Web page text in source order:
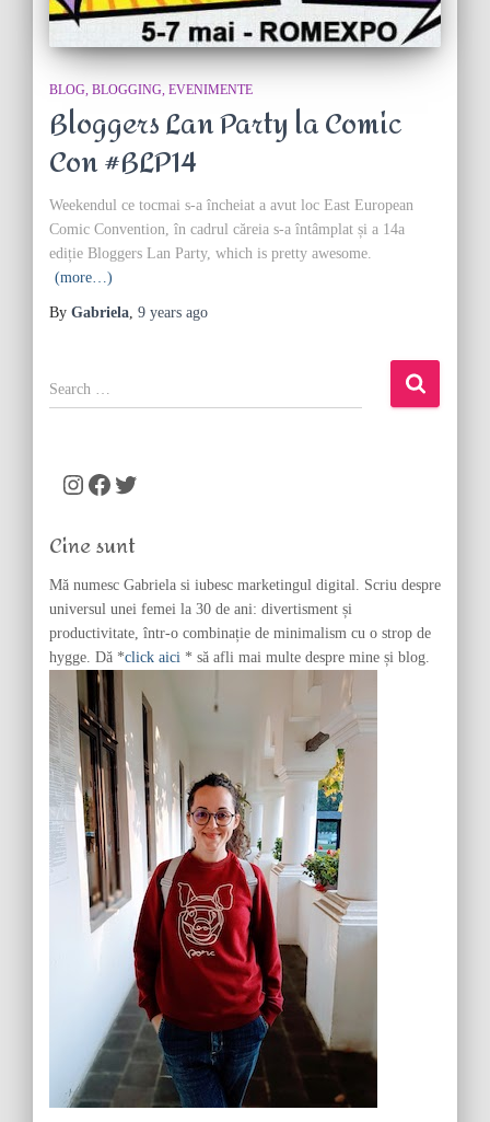
BLOG BLOGGING EVENIMENTE
Bloggers Lan Party la Comic
Con #BLP14
Weekendul ce tocmai s-a încheiat a avut loc East European
Comic Convention, în cadrul căreia s-a întâmplat și a 14a
ediție Bloggers Lan Party, which is pretty awesome.
(more…)
By Gabriela, 9 years ago
S
e
o
Instagram Facebook Twitter
Cine sunt
Mă numesc Gabriela si iubesc marketingul digital. Scriu despre
universul unei femei la 30 de ani: divertisment și
productivitate, într-o combinație de minimalism cu o strop de
hygge. Dă *click aici * să afli mai multe despre mine și blog.